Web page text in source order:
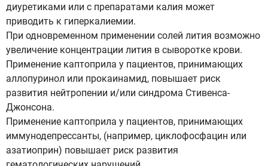
диуретиками или с препаратами калия может
приводить к гиперкалиемии.
При одновременном применении солей лития возможно
увеличение концентрации лития в сыворотке крови.
Применение каптоприла у пациентов, принимающих
аллопуринол или прокаинамид, повышает риск
развития нейтропении и/или синдрома Стивенса-
Джонсона.
Применение каптоприла у пациентов, принимающих
иммунодепрессанты, (например, циклофосфацин или
азатиоприн) повышает риск развития